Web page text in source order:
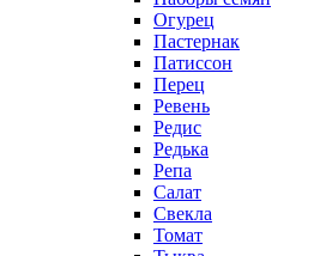
Огурец
Пастернак
Патиссон
Перец
Ревень
Редис
Редька
Репа
Салат
Свекла
Томат